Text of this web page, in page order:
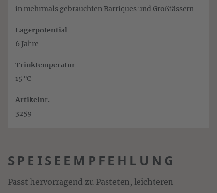
in mehrmals gebrauchten Barriques und Großfässern
Lagerpotential
6 Jahre
Trinktemperatur
15 °C
Artikelnr.
3259
SPEISEEMPFEHLUNG
Passt hervorragend zu Pasteten, leichteren